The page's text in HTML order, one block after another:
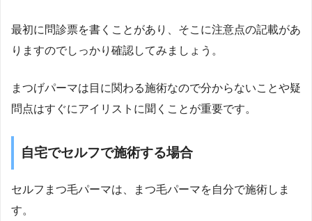
最初に問診票を書くことがあり、そこに注意点の記載があ
りますのでしっかり確認してみましょう。
まつげパーマは目に関わる施術なので分からないことや疑
問点はすぐにアイリストに聞くことが重要です。
自宅でセルフで施術する場合
セルフまつ毛パーマは、まつ毛パーマを自分で施術しま
す。